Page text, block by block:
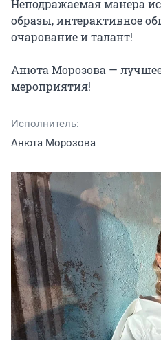
Неподражаемая манера
образы, интерактивное
очарование и талант!
Анюта Морозова —
мероприятия!
Исполнитель:
Анюта Морозова